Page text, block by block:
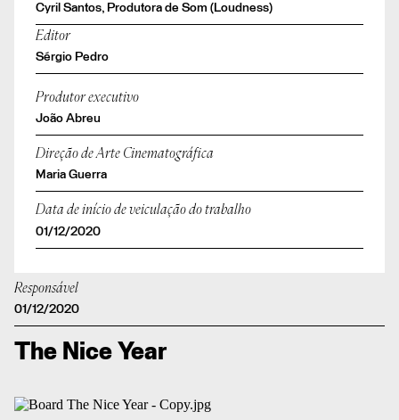
Cyril Santos, Produtora de Som (Loudness)
Editor
Sérgio Pedro
Produtor executivo
João Abreu
Direção de Arte Cinematográfica
Maria Guerra
Data de início de veiculação do trabalho
01/12/2020
Responsável
01/12/2020
The Nice Year